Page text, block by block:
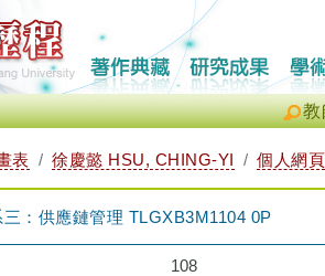
教
表 徐慶懿 HSU, CHING-YI 個人網頁
：供應鏈管理 TLGXB3M1104 0P
108